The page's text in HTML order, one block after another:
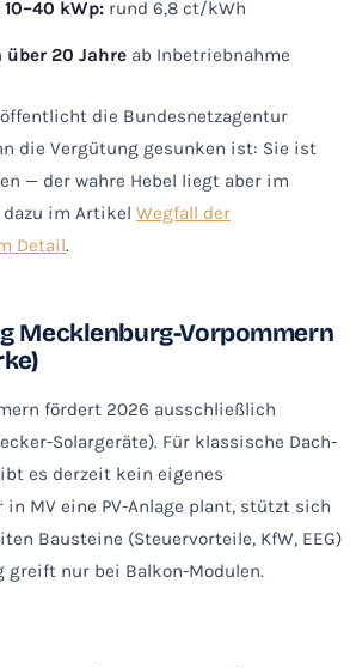
kWp: rund 6,8 ct/kWh
über 20 Jahre ab Inbetriebnahme
die Bundesnetzagentur
die Vergütung gesunken ist: Sie ist
— der wahre Hebel liegt aber im
dazu im Artikel Wegfall der
Detail.
Mecklenburg-Vorpommern
fördert 2026 ausschließlich
Solargeräte). Für klassische Dach-
es derzeit kein eigenes
in MV eine PV-Anlage plant, stützt sich
Bausteine (Steuervorteile, KfW, EEG)
greift nur bei Balkon-Modulen.